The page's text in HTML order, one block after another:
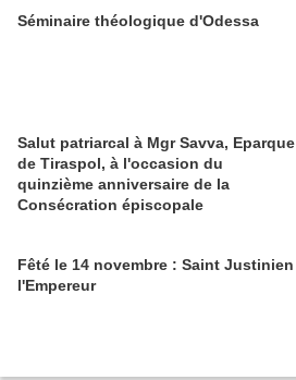
Séminaire théologique d'Odessa
Salut patriarcal à Mgr Savva, Eparque
de Tiraspol, à l'occasion du
quinzième anniversaire de la
Consécration épiscopale
Fêté le 14 novembre : Saint Justinien
l'Empereur